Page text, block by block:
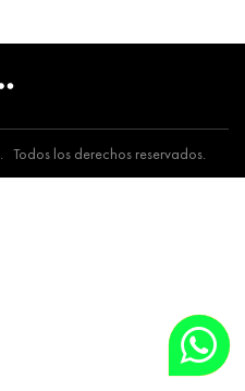
. Todos los derechos reservados.